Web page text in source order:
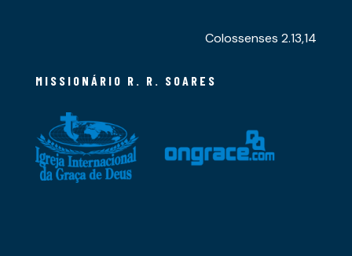
Colossenses 2.13,14
MISSIONÁRIO R. R. SOARES